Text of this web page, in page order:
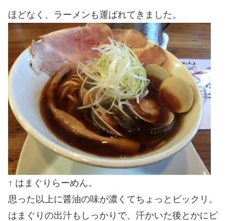
ほどなく、ラーメンも運ばれてきました。
↑ はまぐりらーめん。
思った以上に醤油の味が濃くてちょっとビックリ。
はまぐりの出汁もしっかりで、汗かいた後とかにピ